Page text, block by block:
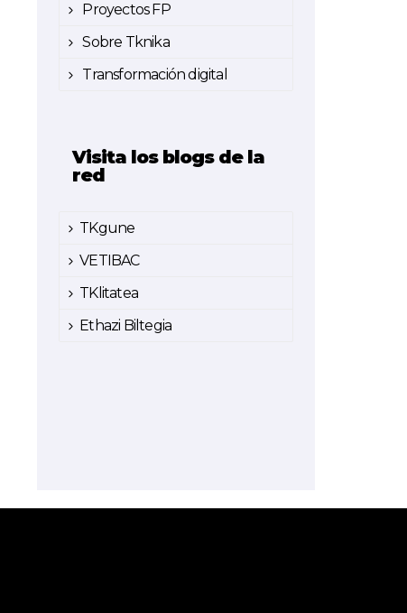
Proyectos FP
Sobre Tknika
Transformación digital
Visita los blogs de la
red
TKgune
VETIBAC
TKlitatea
Ethazi Biltegia